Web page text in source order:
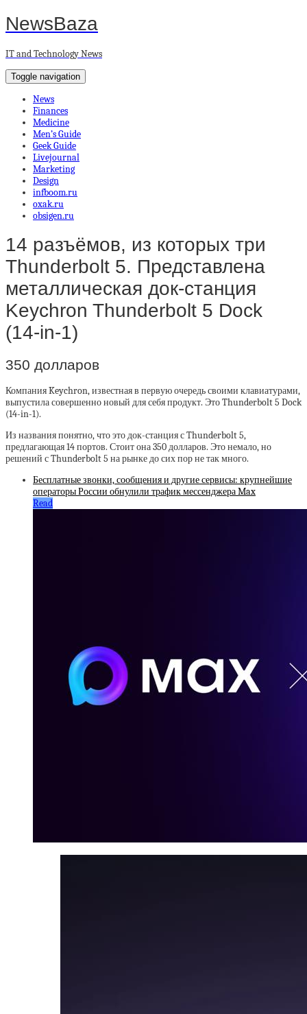
NewsBaza
IT and Technology News
Toggle navigation
News
Finances
Medicine
Men’s Guide
Geek Guide
Livejournal
Marketing
Design
infboom.ru
oxak.ru
obsigen.ru
14 разъёмов, из которых три
Thunderbolt 5. Представлена
металлическая док-станция
Keychron Thunderbolt 5 Dock
(14-in-1)
350 долларов
Компания Keychron, известная в первую очередь своими клавиатурами,
выпустила совершенно новый для себя продукт. Это Thunderbolt 5 Dock
(14-in-1).
Из названия понятно, что это док-станция с Thunderbolt 5,
предлагающая 14 портов. Стоит она 350 долларов. Это немало, но
решений с Thunderbolt 5 на рынке до сих пор не так много.
Бесплатные звонки, сообщения и другие сервисы: крупнейшие
операторы России обнулили трафик мессенджера Max
Read